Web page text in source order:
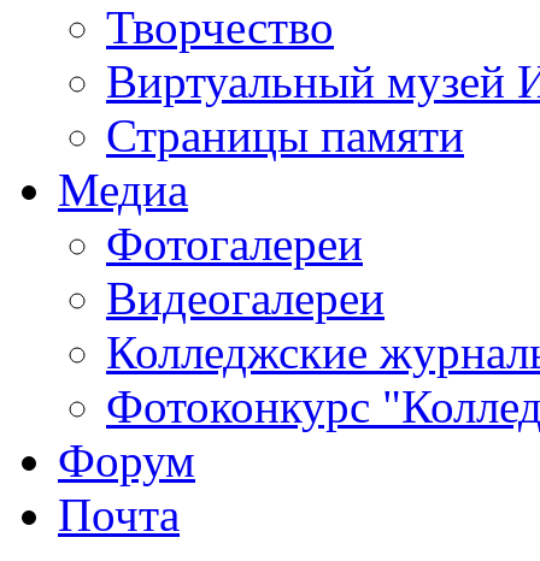
Творчество
Виртуальный музей
Страницы памяти
Медиа
Фотогалереи
Видеогалереи
Колледжские
Фотоконкурс
Форум
Почта